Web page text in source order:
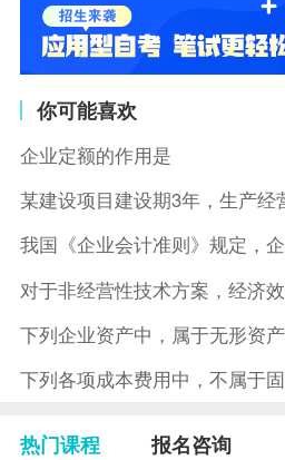
你可能喜欢
企业定额的作用是
下列企业资产中，属于无形
下列各项成本费用中，不属于固
热门课程 报名咨询